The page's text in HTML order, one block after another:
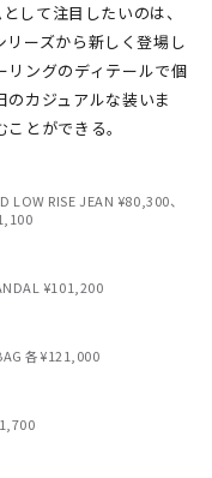
して注目したいのは、
リーズから新しく登場し
リングのディテールで個
カジュアルな装いま
とができる。
LOW RISE JEAN ¥80,300、
¥101,200
各¥121,000